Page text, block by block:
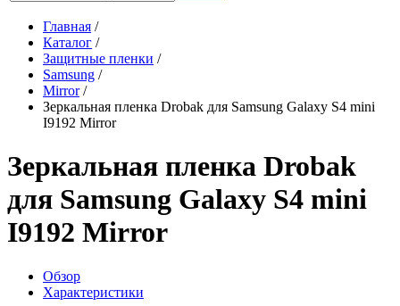
Главная /
Каталог /
Защитные пленки /
Samsung /
Mirror/
Зеркальная пленка Drobak для Samsung Galaxy S4 mini
I9192 Mirror
Зеркальная пленка Drobak
для Samsung Galaxy S4 mini
I9192 Mirror
Обзор
Характеристики